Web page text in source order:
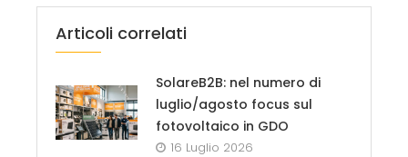
Articoli correlati
SolareB2B: nel numero di
luglio/agosto focus sul
fotovoltaico in GDO
16 Luglio 2026